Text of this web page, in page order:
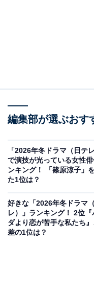
『パンダより恋が苦手
白石萌歌さんとダブル
愛行動から幸せに生
カデミック・ラブコメ
しか興味がない「変人
編集部が選ぶおす
「2026年冬ドラマ（日テレ
で演技が光っている女性俳
ンキング！ 「篠原涼子」
た1位は？
好きな「2026年冬ドラマ
レ）」ランキング！ 2位『
ダより恋が苦手な私たち
差の1位は？